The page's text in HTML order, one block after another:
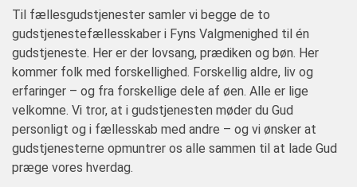
Til fællesgudstjenester samler vi begge de to
gudstjenestefællesskaber i Fyns Valgmenighed til én
gudstjeneste. Her er der lovsang, prædiken og bøn. Her
kommer folk med forskellighed. Forskellig aldre, liv og
erfaringer – og fra forskellige dele af øen. Alle er lige
velkomne. Vi tror, at i gudstjenesten møder du Gud
personligt og i fællesskab med andre – og vi ønsker at
gudstjenesterne opmuntrer os alle sammen til at lade Gud
præge vores hverdag.